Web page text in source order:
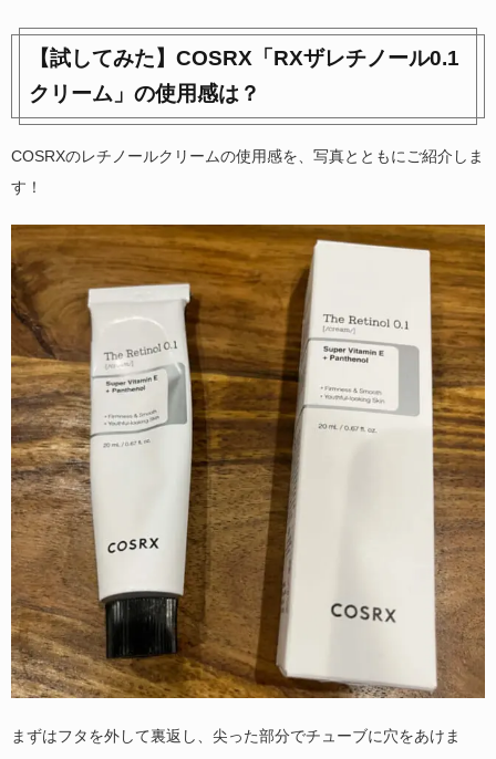
【試してみた】COSRX「RXザレチノール0.1
クリーム」の使用感は？
COSRXのレチノールクリームの使用感を、写真とともにご紹介しま
す！
まずはフタを外して裏返し、尖った部分でチューブに穴をあけま